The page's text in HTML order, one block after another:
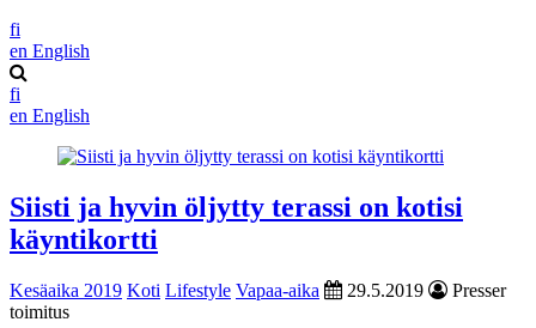
fi
en English
fi
en English
Siisti ja hyvin öljytty terassi on kotisi
käyntikortti
Kesäaika 2019 Koti Lifestyle Vapaa-aika 29.5.2019
Presser
toimitus